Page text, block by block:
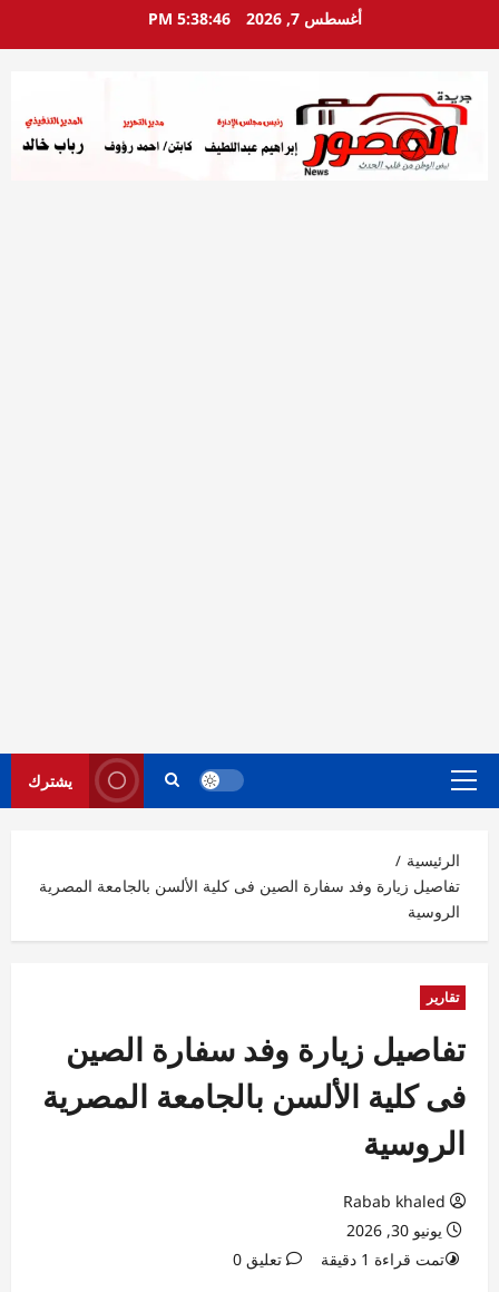
أغسطس 7, 2026 5:38:48 PM
القائمة
يشترك
الرئيسية
تفاصيل زيارة وفد سفارة الصين فى كلية الألسن بالجامعة المصرية
الروسية
تقارير
تفاصيل زيارة وفد سفارة الصين
فى كلية الألسن بالجامعة المصرية
الروسية
Rabab khaled
يونيو 30, 2026
تمت قراءة 1 دقيقة
تعليق 0